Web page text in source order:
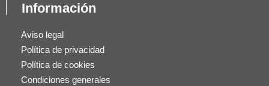
Información
Aviso legal
Política de privacidad
Política de cookies
Condiciones generales